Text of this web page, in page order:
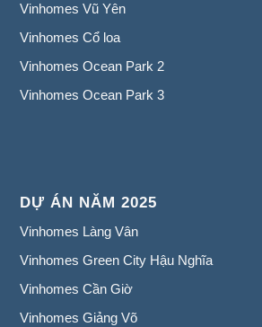
Vinhomes Vũ Yên
Vinhomes Cổ loa
Vinhomes Ocean Park 2
Vinhomes Ocean Park 3
DỰ ÁN NĂM 2025
Vinhomes Làng Vân
Vinhomes Green City Hậu Nghĩa
Vinhomes Cần Giờ
Vinhomes Giảng Võ